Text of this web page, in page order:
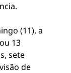
(11), a
13
sete
de